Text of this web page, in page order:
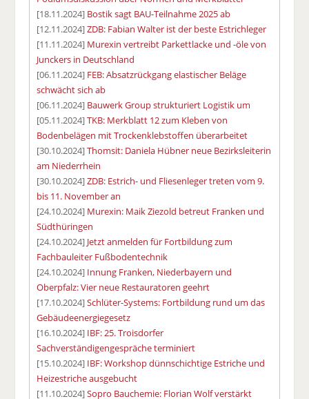
[18.11.2024] Bostik sagt BAU-Teilnahme 2025 ab
[12.11.2024]ZDB: Fabian Walter ist der beste Estrichleger
[11.11.2024] Murexin vertreibt Parkettlacke und -öle von
Junckers in Deutschland
[06.11.2024] FEB: Absatzrückgang elastischer Beläge
schwächt sich ab
[06.11.2024] Bauwerk Group strukturiert Logistik um
[05.11.2024]TKB: Merkblatt 12 zum Kleben von
Bodenbelägen mit Trockenklebstoffen überarbeitet
[30.10.2024]Thomsit: Daniela Hübner neue Bezirksleiterin
am Niederrhein
[30.10.2024]ZDB: Estrich- und Fliesenleger treten vom 9.
bis 11. November an
[24.10.2024] Murexin: Maik Ziezold betreut Franken und
Südthüringen
[24.10.2024] Jetzt anmelden für Fortbildung zum
Fachbauleiter Fußbodentechnik
[24.10.2024] Innung Franken, Niederbayern und
Oberpfalz: Vier neue Restauratoren geehrt
[17.10.2024]Schlüter-Systems: Fortbildung rund um das
Gebäudeenergiegesetz
[16.10.2024] IBF: 25. Troisdorfer
Sachverständigengespräche terminiert
[15.10.2024] IBF: Workshop dünnschichtige Estriche und
Heizestriche ausgebucht
[11.10.2024]Sopro Bauchemie: Florian Wolf verstärkt